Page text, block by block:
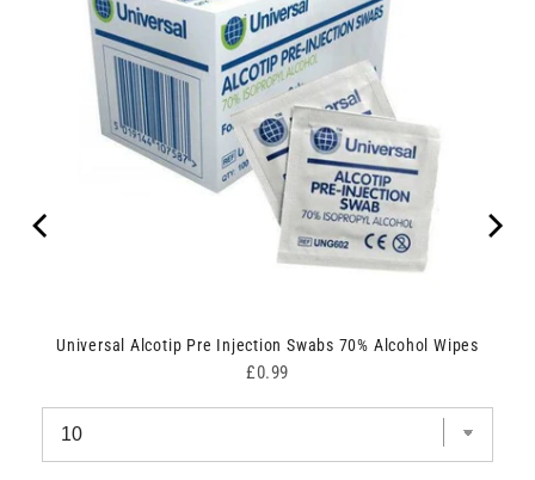
Universal Alcotip Pre Injection Swabs 70% Alcohol Wipes
Price
£0.99